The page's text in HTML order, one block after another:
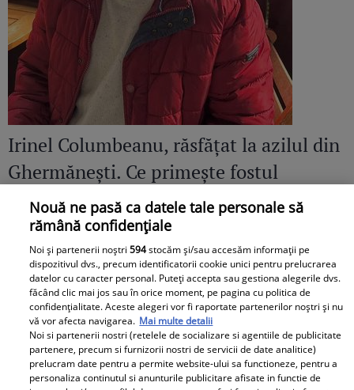
Irinel Columbeanu, răsfățat la azilul din
Ghermănești. Ce primește fostul
milionar de la directorul căminului:
„Văd cât de mult se bucură”
Nouă ne pasă ca datele tale personale să
rămână confidențiale
Noi și partenerii noștri594stocăm și/sau accesăm informații pe
dispozitivul dvs., precum identificatorii cookie unici pentru prelucrarea
datelor cu caracter personal. Puteți accepta sau gestiona alegerile dvs.
făcând clic mai jos sau în orice moment, pe pagina cu politica de
confidențialitate. Aceste alegeri vor fi raportate partenerilor noștri și nu
vă vor afecta navigarea. Mai multe detalii
Noi si partenerii nostri (retelele de socializare si agentiile de publicitate
partenere, precum si furnizorii nostri de servicii de date analitice)
prelucram date pentru a permite website-ului sa functioneze, pentru a
personaliza continutul si anunturile publicitare afisate in functie de